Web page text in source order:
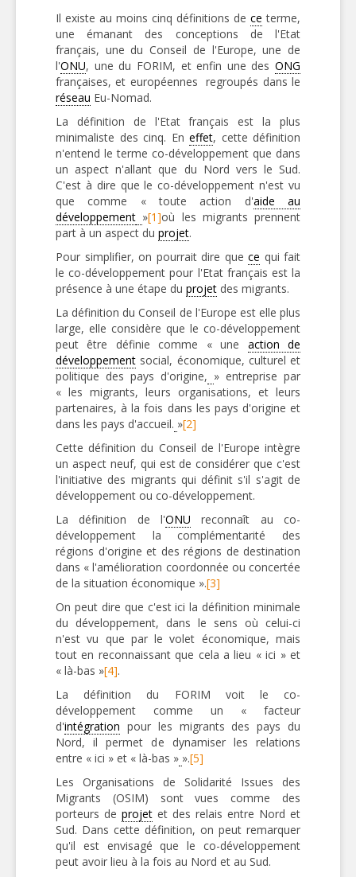
Il existe au moins cinq définitions de ce terme,
une émanant des conceptions de l'Etat
français, une du Conseil de l'Europe, une de
l'ONU, une du FORIM, et enfin une des ONG
françaises, et européennes regroupés dans le
réseau Eu-Nomad.
La définition de l'Etat français est la plus
minimaliste des cinq. En effet, cette définition
n'entend le terme co-développement que dans
un aspect n'allant que du Nord vers le Sud.
C'est à dire que le co-développement n'est vu
que comme « toute action d'aide au
développement »[1]où les migrants prennent
part à un aspect du projet.
Pour simplifier, on pourrait dire que ce qui fait
le co-développement pour l'Etat français est la
présence à une étape du projet des migrants.
La définition du Conseil de l'Europe est elle plus
large, elle considère que le co-développement
peut être définie comme « une action de
développement social, économique, culturel et
politique des pays d'origine, » entreprise par
« les migrants, leurs organisations, et leurs
partenaires, à la fois dans les pays d'origine et
dans les pays d'accueil. »[2]
Cette définition du Conseil de l'Europe intègre
un aspect neuf, qui est de considérer que c'est
l'initiative des migrants qui définit s'il s'agit de
développement ou co-développement.
La définition de l'ONU reconnaît au co-
développement la complémentarité des
régions d'origine et des régions de destination
dans « l'amélioration coordonnée ou concertée
de la situation économique ».[3]
On peut dire que c'est ici la définition minimale
du développement, dans le sens où celui-ci
n'est vu que par le volet économique, mais
tout en reconnaissant que cela a lieu « ici » et
« là-bas »[4].
La définition du FORIM voit le co-
développement comme un « facteur
d'intégration pour les migrants des pays du
Nord, il permet de dynamiser les relations
entre « ici » et « là-bas » ».[5]
Les Organisations de Solidarité Issues des
Migrants (OSIM) sont vues comme des
porteurs de projet et des relais entre Nord et
Sud. Dans cette définition, on peut remarquer
qu'il est envisagé que le co-développement
peut avoir lieu à la fois au Nord et au Sud.